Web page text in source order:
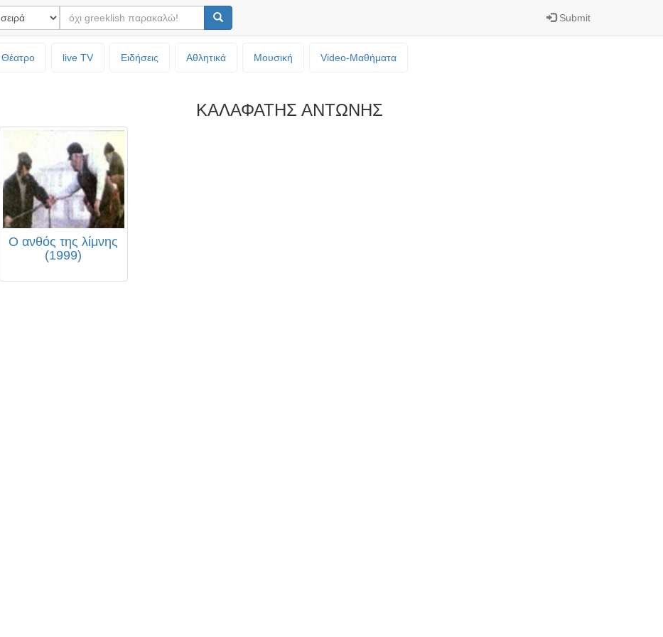
Submit
Θέατρο live TV Ειδήσεις Αθλητικά Μουσική Video-Mαθήματα
ΚΑΛΑΦΑΤΗΣ ΑΝΤΩΝΗΣ
Ο ανθός της λίμνης
(1999)